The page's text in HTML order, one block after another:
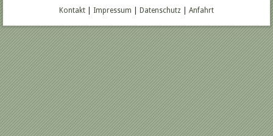
Kontakt
Impressum Datenschutz Anfahrt